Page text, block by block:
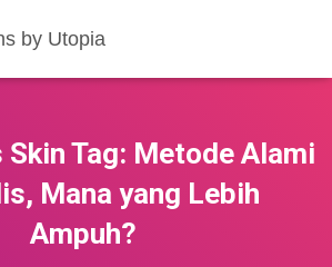
by Utopia
Skin Tag: Metode Alami
Mana yang Lebih
Ampuh?